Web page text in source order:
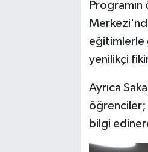
eğitimlerle
yenilikçi
Ayrıca
öğrenciler;
bilgi